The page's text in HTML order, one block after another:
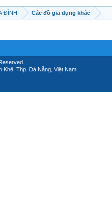
ĐÌNH Các đồ gia dụng khác
Khê, Thp. Đà Nẵng, Việt Nam.